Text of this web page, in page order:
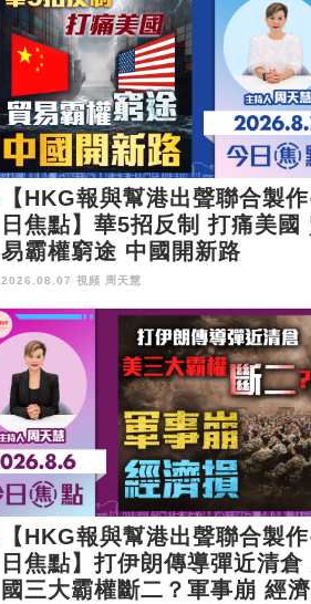
【HKG報與幫港出聲聯合製作
日焦點】華5招反制 打痛美國
易霸權窮途 中國開新路
2026.08.07 視頻 周天慧
【HKG報與幫港出聲聯合製作
日焦點】打伊朗傳導彈近清倉
國三大霸權斷二？軍事崩 經